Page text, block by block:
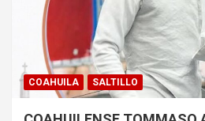
COAHUILA SALTILLO